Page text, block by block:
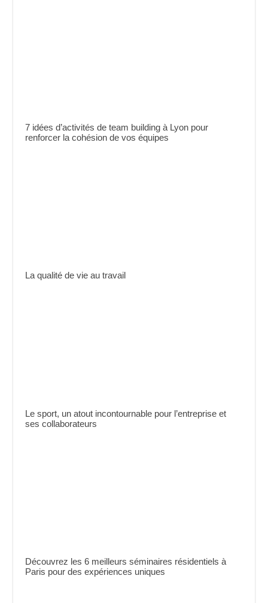
7 idées d’activités de team building à Lyon pour
renforcer la cohésion de vos équipes
La qualité de vie au travail
Le sport, un atout incontournable pour l’entreprise et
ses collaborateurs
Découvrez les 6 meilleurs séminaires résidentiels à
Paris pour des expériences uniques